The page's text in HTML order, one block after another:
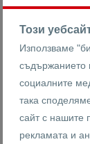
Този
Използваме
съдържанието
социалните
така
сайт с нашите
рекламата и